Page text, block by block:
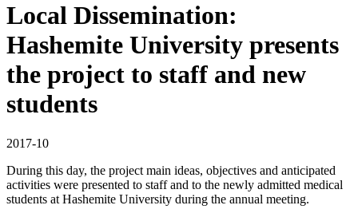
Local Dissemination:
Hashemite University presents
the project to staff and new
students
2017-10
During this day, the project main ideas, objectives and anticipated
activities were presented to staff and to the newly admitted medical
students at Hashemite University during the annual meeting.